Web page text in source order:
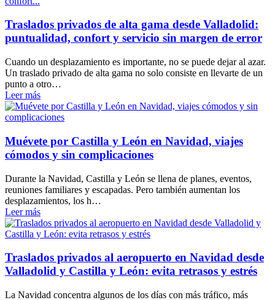
Traslados privados de alta gama desde Valladolid:
puntualidad, confort y servicio sin margen de error
Cuando un desplazamiento es importante, no se puede dejar al azar.
Un traslado privado de alta gama no solo consiste en llevarte de un
punto a otro…
Leer más
Muévete por Castilla y León en Navidad, viajes
cómodos y sin complicaciones
Durante la Navidad, Castilla y León se llena de planes, eventos,
reuniones familiares y escapadas. Pero también aumentan los
desplazamientos, los h…
Leer más
Traslados privados al aeropuerto en Navidad desde
Valladolid y Castilla y León: evita retrasos y estrés
La Navidad concentra algunos de los días con más tráfico, más